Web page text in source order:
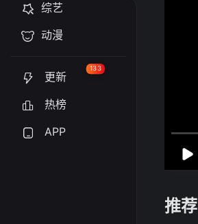
综艺
动漫
更新
133
热榜
APP
推荐